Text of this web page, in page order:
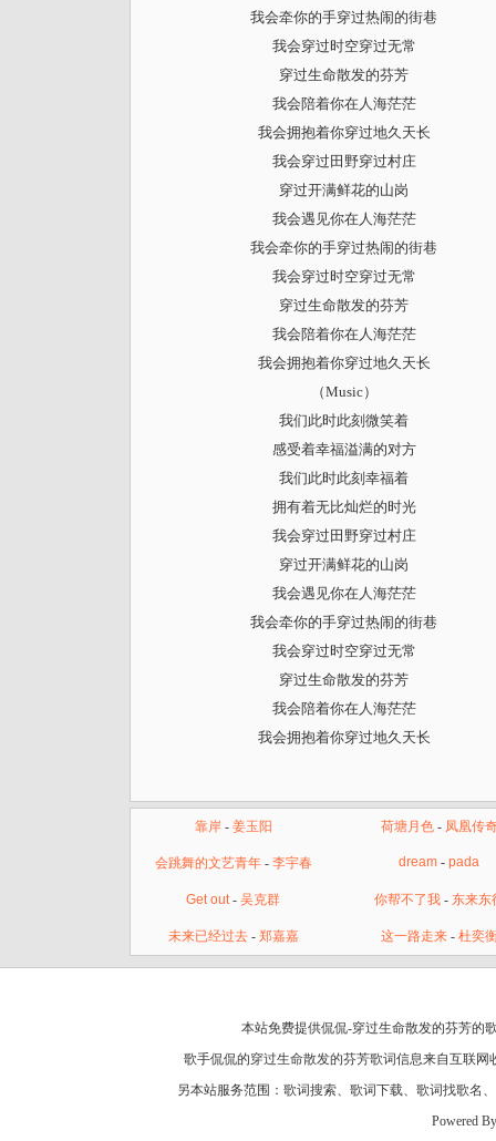
我会牵你的手穿过热闹的街巷
我会穿过时空穿过无常
穿过生命散发的芬芳
我会陪着你在人海茫茫
我会拥抱着你穿过地久天长
我会穿过田野穿过村庄
穿过开满鲜花的山岗
我会遇见你在人海茫茫
我会牵你的手穿过热闹的街巷
我会穿过时空穿过无常
穿过生命散发的芬芳
我会陪着你在人海茫茫
我会拥抱着你穿过地久天长
（Music）
我们此时此刻微笑着
感受着幸福溢满的对方
我们此时此刻幸福着
拥有着无比灿烂的时光
我会穿过田野穿过村庄
穿过开满鲜花的山岗
我会遇见你在人海茫茫
我会牵你的手穿过热闹的街巷
我会穿过时空穿过无常
穿过生命散发的芬芳
我会陪着你在人海茫茫
我会拥抱着你穿过地久天长
靠岸- 姜玉阳 荷塘月色- 凤凰传
会跳舞的文艺青年- 李宇春 dream -pada
Get out-吴克群 你帮不了我- 东来东
未来已经过去- 郑嘉嘉 这一路走来- 杜奕
本站免费提供侃侃-穿过生命散发的芬芳的
歌手侃侃的穿过生命散发的芬芳歌词信息来自互联网
另本站服务范围： 歌词搜索、 歌词下载、 歌词找歌名 、
Powered